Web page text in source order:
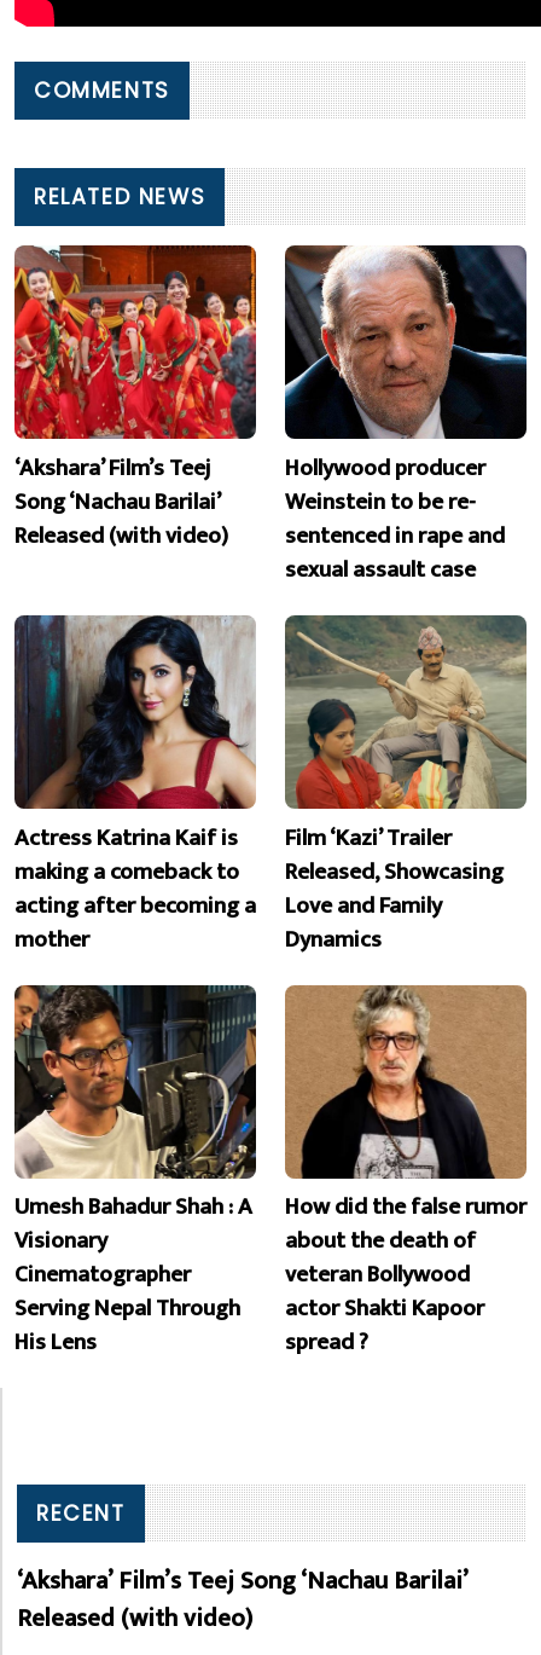
COMMENTS
RELATED NEWS
‘Akshara’ Film’s Teej
Song ‘Nachau Barilai’
Released (with video)
Hollywood producer
Weinstein to be re-
sentenced in rape and
sexual assault case
Actress Katrina Kaif is
making a comeback to
acting after becoming a
mother
Film ‘Kazi’ Trailer
Released, Showcasing
Love and Family
Dynamics
Umesh Bahadur Shah : A
Visionary
Cinematographer
Serving Nepal Through
His Lens
How did the false rumor
about the death of
veteran Bollywood
actor Shakti Kapoor
spread ?
RECENT
‘Akshara’ Film’s Teej Song ‘Nachau Barilai’
Released (with video)